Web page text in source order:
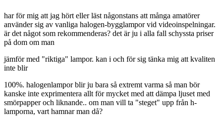
har för mig att jag hört eller läst någonstans att många amatörer
använder sig av vanliga halogen-bygglampor vid videoinspelningar.
är det något som rekommenderas? det är ju i alla fall schyssta priser
på dom om man
jämför med "riktiga" lampor. kan i och för sig tänka mig att kvaliten
inte blir
100%. halogenlampor blir ju bara så extremt varma så man bör
kanske inte exprimentera allt för mycket med att dämpa ljuset med
smörpapper och liknande.. om man vill ta "steget" upp från h-
lamporna, vart hamnar man då?